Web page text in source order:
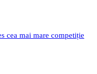
cea mai mare competiție